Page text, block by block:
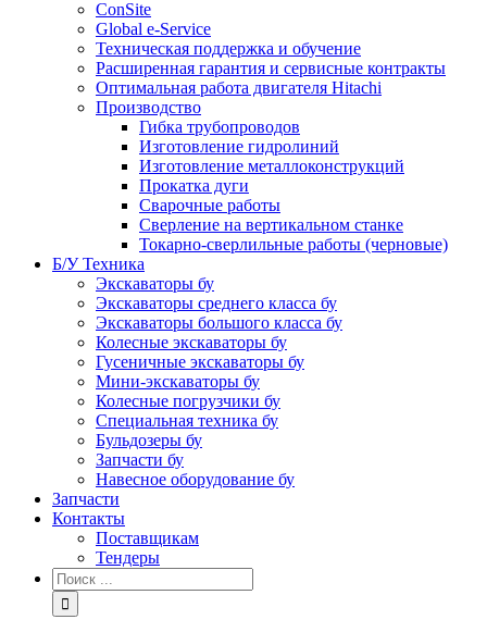
ConSite
Global e-Service
Техническая поддержка и обучение
Расширенная гарантия и сервисные контракты
Оптимальная работа двигателя Hitachi
Производство
Гибка трубопроводов
Изготовление гидролиний
Изготовление металлоконструкций
Прокатка дуги
Сварочные работы
Сверление на вертикальном станке
Токарно-сверлильные работы (черновые)
Б/У Техника
Экскаваторы бу
Экскаваторы среднего класса бу
Экскаваторы большого класса бу
Колесные экскаваторы бу
Гусеничные экскаваторы бу
Мини-экскаваторы бу
Колесные погрузчики бу
Специальная техника бу
Бульдозеры бу
Запчасти бу
Навесное оборудование бу
Запчасти
Контакты
Поставщикам
Тендеры
Результат
поиска: